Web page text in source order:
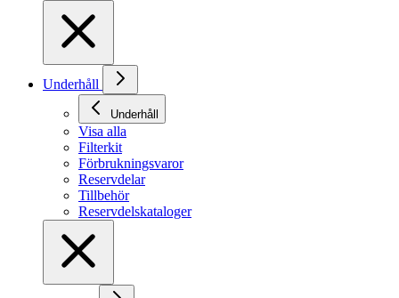
Underhåll
Underhåll
Visa alla
Filterkit
Förbrukningsvaror
Reservdelar
Tillbehör
Reservdelskataloger